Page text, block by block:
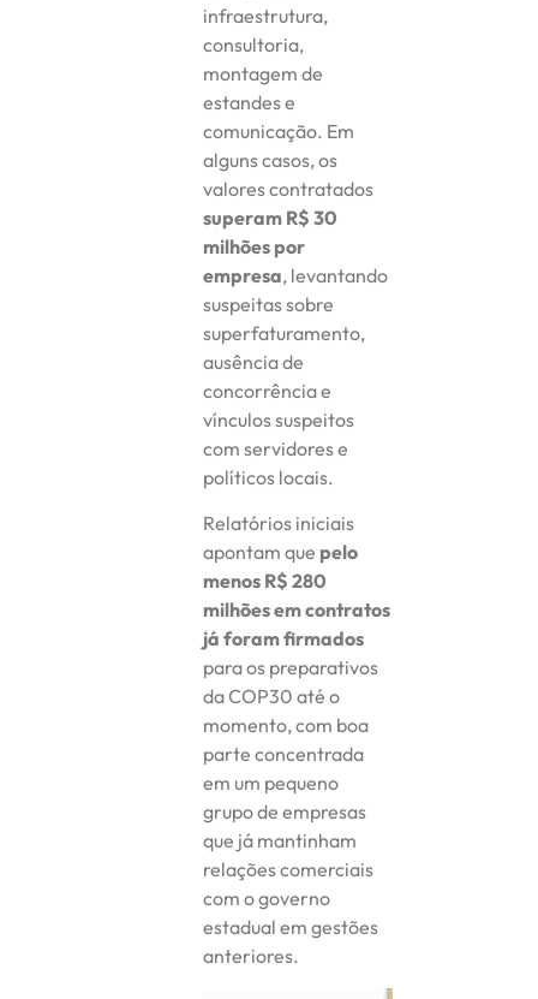
infraestrutura,
consultoria,
montagem de
estandes e
comunicação. Em
alguns casos, os
valores contratados
superam R$ 30
milhões por
empresa, levantando
suspeitas sobre
superfaturamento,
ausência de
concorrência e
vínculos suspeitos
com servidores e
políticos locais.
Relatórios iniciais
apontam que pelo
menos R$ 280
milhões em contratos
já foram firmados
para os preparativos
da COP30 até o
momento, com boa
parte concentrada
em um pequeno
grupo de empresas
que já mantinham
relações comerciais
com o governo
estadual em gestões
anteriores.